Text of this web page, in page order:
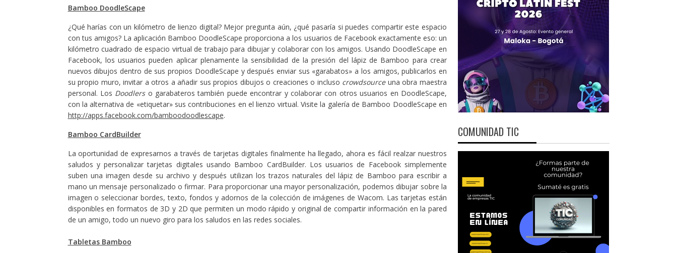
Bamboo DoodleScape
¿Qué harías con un kilómetro de lienzo digital? Mejor pregunta aún, ¿qué pasaría si puedes compartir este espacio
con tus amigos? La aplicación Bamboo DoodleScape proporciona a los usuarios de Facebook exactamente eso: un
kilómetro cuadrado de espacio virtual de trabajo para dibujar y colaborar con los amigos. Usando DoodleScape en
Facebook, los usuarios pueden aplicar plenamente la sensibilidad de la presión del lápiz de Bamboo para crear
nuevos dibujos dentro de sus propios DoodleScape y después enviar sus «garabatos» a los amigos, publicarlos en
su propio muro, invitar a otros a añadir sus propios dibujos o creaciones o incluso crowdsourceuna obra maestra
personal. Los Doodlerso garabateros también puede encontrar y colaborar con otros usuarios en DoodleScape,
con la alternativa de «etiquetar» sus contribuciones en el lienzo virtual. Visite la galería de Bamboo DoodleScape en
http://apps.facebook.com/bamboodoodlescape.
Bamboo CardBuilder
La oportunidad de expresarnos a través de tarjetas digitales finalmente ha llegado, ahora es fácil realzar nuestros
saludos y personalizar tarjetas digitales usando Bamboo CardBuilder. Los usuarios de Facebook simplemente
suben una imagen desde su archivo y después utilizan los trazos naturales del lápiz de Bamboo para escribir a
mano un mensaje personalizado o firmar. Para proporcionar una mayor personalización, podemos dibujar sobre la
imagen o seleccionar bordes, texto, fondos y adornos de la colección de imágenes de Wacom. Las tarjetas están
disponibles en formatos de 3D y 2D que permiten un modo rápido y original de compartir información en la pared
de un amigo, todo un nuevo giro para los saludos en las redes sociales.
Tabletas Bamboo
COMUNIDAD TIC